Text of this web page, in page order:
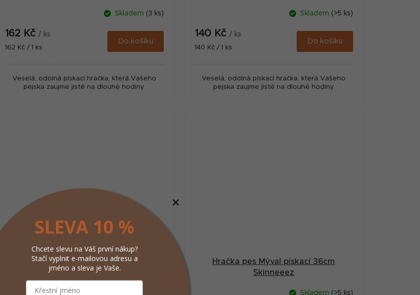
Skladem (3 ks)
162 Kč / ks
Měrná
162 Kč / 1 ks
Do košíku
Veselá, odolná pískací hračka, která Vašeho
pejska zaujme jistě na dlouhé hodiny.
Skladem (>5 ks)
140 Kč / ks
Měrná
140 Kč / 1 ks
Do košíku
Veselá, odolná pískací hračka, která Vašeho
pejska zaujme jistě na dlouhé hodiny.
Hračka pes Míč s ocáskem pískací 26cm
Skinneeez
Hračka pes Mýval pískací 36cm
Skinneeez
Skladem (>5 ks)
SLEVA 10 %
Chcete slevu na Váš první nákup?
Stačí vyplnit e-mailovou adresu a
jméno a sleva je Vaše.